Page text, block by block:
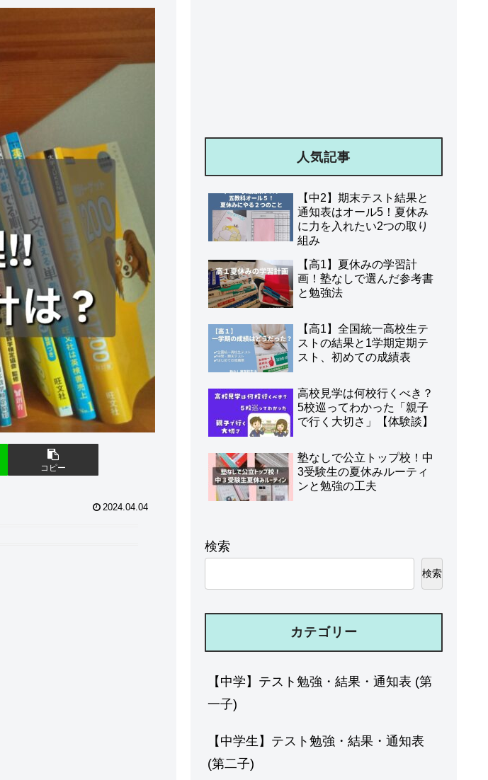
コピー
2024.04.04
人気記事
【中2】期末テスト結果と
通知表はオール5！夏休み
に力を入れたい2つの取り
組み
【高1】夏休みの学習計
画！塾なしで選んだ参考書
と勉強法
【高1】全国統一高校生テ
ストの結果と1学期定期テ
スト、初めての成績表
高校見学は何校行くべき？
5校巡ってわかった「親子
で行く大切さ」【体験談】
塾なしで公立トップ校！中
3受験生の夏休みルーティ
ンと勉強の工夫
検索
検索
カテゴリー
【中学】テスト勉強・結果・通知表 (第
一子)
【中学生】テスト勉強・結果・通知表
(第二子)